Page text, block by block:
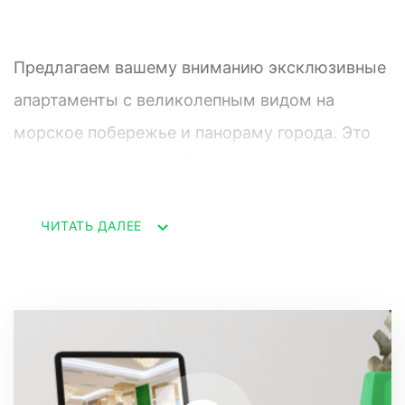
Предлагаем вашему вниманию эксклюзивные
апартаменты с великолепным видом на
морское побережье и панораму города. Это
- Просторная 3-комнатная планировка,
ЧИТАТЬ ДАЛЕЕ